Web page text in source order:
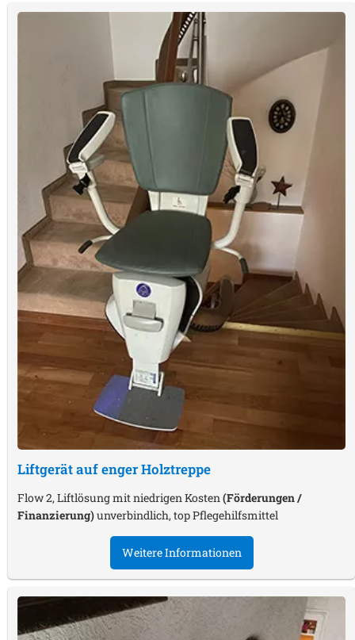
Liftgerät auf enger Holztreppe
Flow 2, Liftlösung mit niedrigen Kosten (Förderungen /
Finanzierung)unverbindlich, top Pflegehilfsmittel
Weitere Informationen